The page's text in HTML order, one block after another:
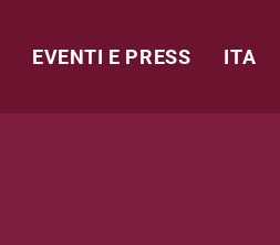
EVENTI E PRESS ITA